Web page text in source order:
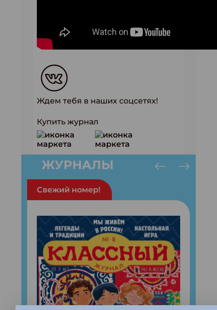
Ждем тебя в наших соцсетях!
Купить журнал
ЖУРНАЛЫ
Свежий номер!